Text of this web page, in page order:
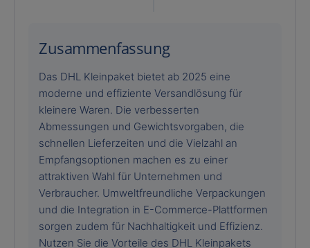
Zusammenfassung
Das DHL Kleinpaket bietet ab 2025 eine
moderne und effiziente Versandlösung für
kleinere Waren. Die verbesserten
Abmessungen und Gewichtsvorgaben, die
schnellen Lieferzeiten und die Vielzahl an
Empfangsoptionen machen es zu einer
attraktiven Wahl für Unternehmen und
Verbraucher. Umweltfreundliche Verpackungen
und die Integration in E-Commerce-Plattformen
sorgen zudem für Nachhaltigkeit und Effizienz.
Nutzen Sie die Vorteile des DHL Kleinpakets